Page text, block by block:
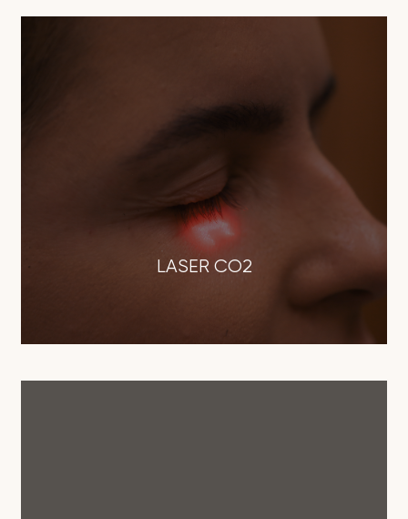
LASER CO2